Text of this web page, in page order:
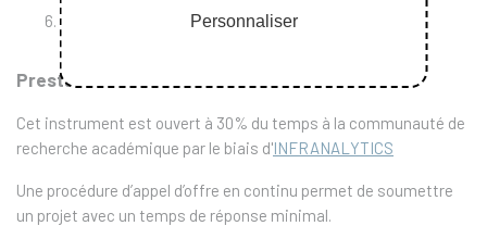
Analyse de complexes protéiques non covalents.
Prestations
Cet instrument est ouvert à 30% du temps à la communauté de
recherche académique par le biais d'INFRANALYTICS
Une procédure d’appel d’offre en continu permet de soumettre
un projet avec un temps de réponse minimal.
Personnaliser